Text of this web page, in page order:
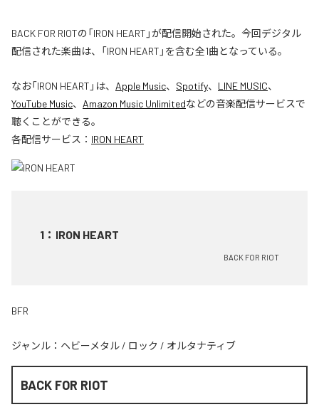
BACK FOR RIOTの「IRON HEART」が配信開始された。今回デジタル
配信された楽曲は、「IRON HEART」を含む全1曲となっている。
なお「IRON HEART 」は、 Apple Music、 Spotify、 LINE MUSIC、
YouTube Music、 Amazon Music Unlimitedなどの音楽配信サービスで
聴くことができる。
各配信サービス： IRON HEART
1 ： IRON HEART
BACK FOR RIOT
BFR
ジャンル： ヘビーメタル / ロック / オルタナティブ
BACK FOR RIOT